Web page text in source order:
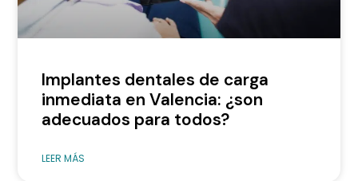
Implantes dentales de carga
inmediata en Valencia: ¿son
adecuados para todos?
LEER MÁS